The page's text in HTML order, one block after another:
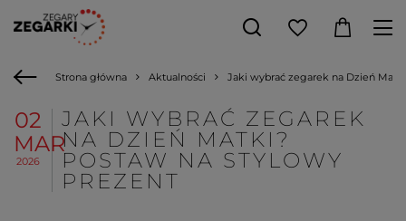
Strona główna Aktualności Jaki wybrać zegarek na Dzień
02
MAR
2026
JAKI WYBRAĆ ZEGAREK
NA DZIEŃ MATKI?
POSTAW NA STYLOWY
PREZENT